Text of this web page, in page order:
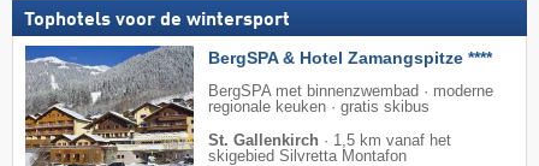
Tophotels voor de wintersport
BergSPA & Hotel Zamangspitze ****
BergSPA met binnenzwembad · moderne
regionale keuken · gratis skibus
St. Gallenkirch · 1,5 km vanaf het
skigebied Silvretta Montafon